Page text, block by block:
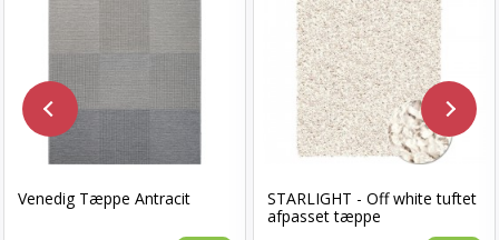
Venedig Tæppe Antracit
STARLIGHT - Off white tuftet
afpasset tæppe